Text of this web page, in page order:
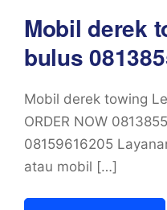
Mobil derek
bulus
Mobil derek towing
ORDER NOW
08159616205
atau mobil […]